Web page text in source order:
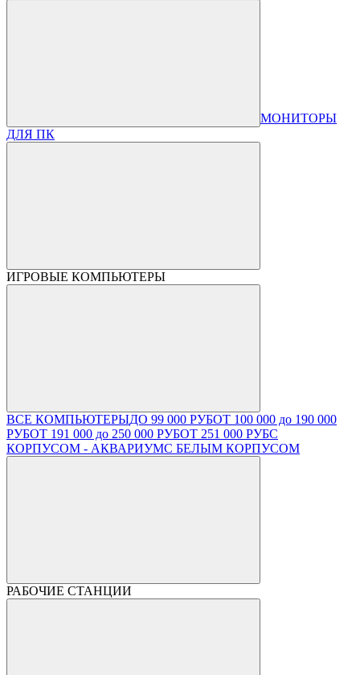
МОНИТОРЫ
ДЛЯ ПК
ИГРОВЫЕ КОМПЬЮТЕРЫ
ВСЕ КОМПЬЮТЕРЫДО 99 000 РУБОТ 100 000 до 190 000
РУБОТ 191 000 до 250 000 РУБОТ 251 000 РУБС
КОРПУСОМ - АКВАРИУМС БЕЛЫМ КОРПУСОМ
РАБОЧИЕ СТАНЦИИ